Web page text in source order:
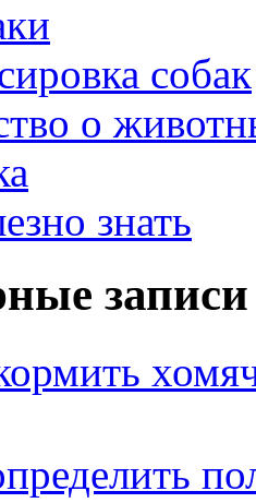
собак
о
знать
записи